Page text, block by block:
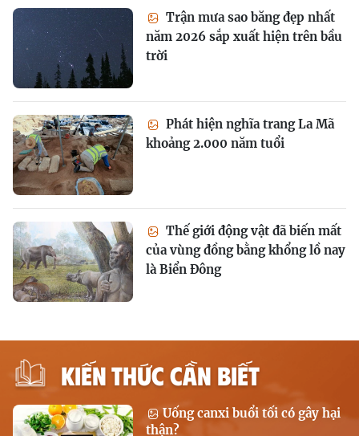
Trận mưa sao băng đẹp nhất
năm 2026 sắp xuất hiện trên bầu
trời
Phát hiện nghĩa trang La Mã
khoảng 2.000 năm tuổi
Thế giới động vật đã biến mất
của vùng đồng bằng khổng lồ nay
là Biển Đông
KIẾN THỨC CẦN BIẾT
Uống canxi buổi tối có gây hại
thận?